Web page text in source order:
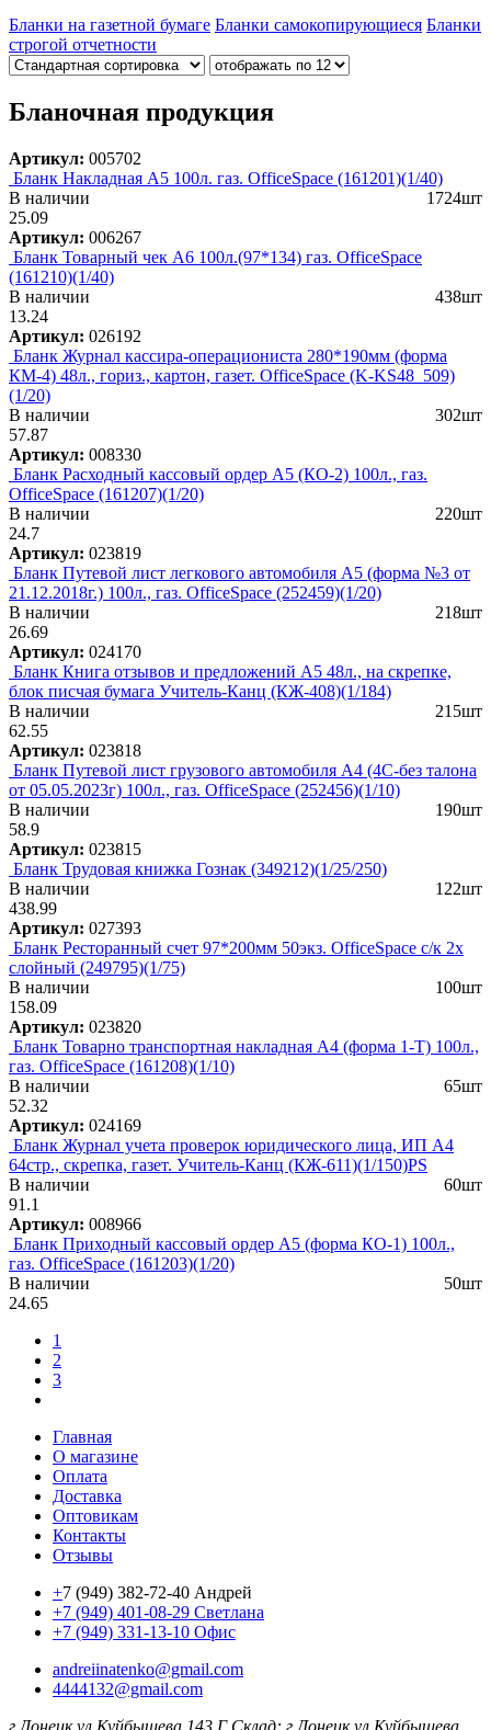
Бланки на газетной бумаге Бланки самокопирующиеся Бланки
строгой отчетности
Бланочная продукция
Артикул: 005702
Бланк Накладная А5 100л. газ. OfficeSpace (161201)(1/40)
В наличии
1724шт
25.09
Артикул: 006267
Бланк Товарный чек А6 100л.(97*134) газ. OfficeSpace
(161210)(1/40)
В наличии
438шт
13.24
Артикул: 026192
Бланк Журнал кассира-операциониста 280*190мм (форма
КМ-4) 48л., гориз., картон, газет. OfficeSpace (K-KS48_509)
(1/20)
В наличии
302шт
57.87
Артикул: 008330
Бланк Расходный кассовый ордер А5 (КО-2) 100л., газ.
OfficeSpace (161207)(1/20)
В наличии
220шт
24.7
Артикул: 023819
Бланк Путевой лист легкового автомобиля А5 (форма №3 от
21.12.2018г.) 100л., газ. OfficeSpace (252459)(1/20)
В наличии
218шт
26.69
Артикул: 024170
Бланк Книга отзывов и предложений А5 48л., на скрепке,
блок писчая бумага Учитель-Канц (КЖ-408)(1/184)
В наличии
215шт
62.55
Артикул: 023818
Бланк Путевой лист грузового автомобиля А4 (4С-без талона
от 05.05.2023г) 100л., газ. OfficeSpace (252456)(1/10)
В наличии
190шт
58.9
Артикул: 023815
Бланк Трудовая книжка Гознак (349212)(1/25/250)
В наличии
122шт
438.99
Артикул: 027393
Бланк Ресторанный счет 97*200мм 50экз. OfficeSpace с/к 2х
слойный (249795)(1/75)
В наличии
100шт
158.09
Артикул: 023820
Бланк Товарно транспортная накладная А4 (форма 1-Т) 100л.,
газ. OfficeSpace (161208)(1/10)
В наличии
65шт
52.32
Артикул: 024169
Бланк Журнал учета проверок юридического лица, ИП А4
64стр., скрепка, газет. Учитель-Канц (КЖ-611)(1/150)PS
В наличии
60шт
91.1
Артикул: 008966
Бланк Приходный кассовый ордер А5 (форма КО-1) 100л.,
газ. OfficeSpace (161203)(1/20)
В наличии
50шт
24.65
1
2
3
Главная
О магазине
Оплата
Доставка
Оптовикам
Контакты
Отзывы
+7 (949) 382-72-40 Андрей
+7 (949) 401-08-29 Светлана
+7 (949) 331-13-10 Офис
andreiinatenko@gmail.com
4444132@gmail.com
г.Донецк ул.Куйбышева 143 Г Склад: г.Донецк ул.Куйбышева